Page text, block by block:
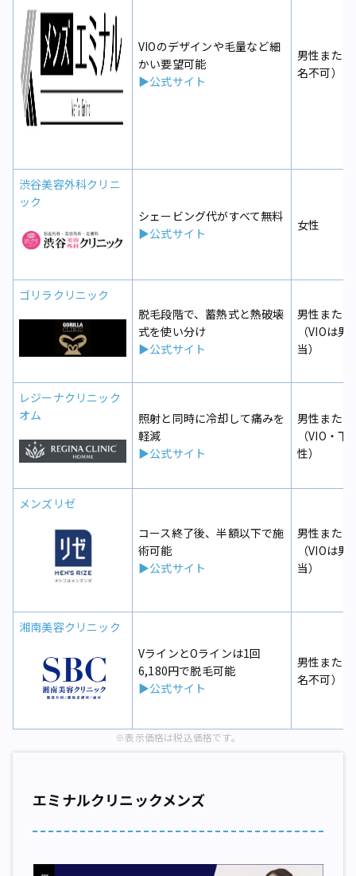
VIOのデザインや毛量など細
かい要望可能
▶公式サイト
男性また
名不可）
渋谷美容外科クリニ
ック
シェービング代がすべて無料
▶公式サイト
女性
ゴリラクリニック
脱毛段階で、蓄熱式と熱破壊
式を使い分け
▶公式サイト
男性また
（VIOは男
当）
レジーナクリニック
オム
照射と同時に冷却して痛みを
軽減
▶公式サイト
男性また
（VIO・
性）
メンズリゼ
コース終了後、半額以下で施
術可能
▶公式サイト
男性また
（VIOは男
当）
湘南美容クリニック
VラインとOラインは1回
6,180円で脱毛可能
▶公式サイト
男性また
名不可）
※表示価格は税込価格です。
エミナルクリニックメンズ